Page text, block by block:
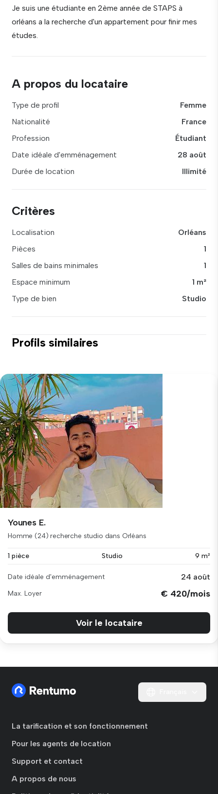
Je suis une étudiante en 2ème année de STAPS à
orléans a la recherche d'un appartement pour finir mes
études.
A propos du locataire
Type de profil
Femme
Nationalité
France
Profession
Étudiant
Date idéale d'emménagement
28 août
Durée de location
Illimité
Critères
Localisation
Orléans
Pièces
1
Salles de bains minimales
1
Espace minimum
1 m²
Type de bien
Studio
Profils similaires
Younes E.
Homme (24) recherche studio dans Orléans
1 pièce Studio 9 m²
Date idéale d'emménagement 24 août
Max. Loyer € 420/mois
Voir le locataire
La tarification et son fonctionnement
Pour les agents de location
Support et contact
A propos de nous